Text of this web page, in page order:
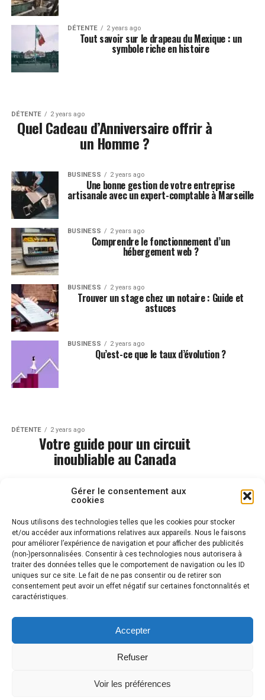
Gérer le consentement aux
cookies
Nous utilisons des technologies telles que les cookies pour stocker
et/ou accéder aux informations relatives aux appareils. Nous le faisons
pour améliorer l’expérience de navigation et pour afficher des publicités
(non-)personnalisées. Consentir à ces technologies nous autorisera à
traiter des données telles que le comportement de navigation ou les ID
uniques sur ce site. Le fait de ne pas consentir ou de retirer son
consentement peut avoir un effet négatif sur certaines fonctonnalités et
caractéristiques.
Accepter
Refuser
Voir les préférences
DÉTENTE 2 years ago
Tout savoir sur le drapeau du Mexique : un
symbole riche en histoire
DÉTENTE 2 years ago
Quel Cadeau d’Anniversaire offrir à
un Homme ?
BUSINESS 2 years ago
Une bonne gestion de votre entreprise
artisanale avec un expert-comptable à Marseille
BUSINESS 2 years ago
Comprendre le fonctionnement d’un
hébergement web ?
BUSINESS 2 years ago
Trouver un stage chez un notaire : Guide et
astuces
BUSINESS 2 years ago
Qu’est-ce que le taux d’évolution ?
DÉTENTE 2 years ago
Votre guide pour un circuit
inoubliable au Canada
CONTACTEZ-NOUS POLITIQUE DE CONFIDENTIALITÉ